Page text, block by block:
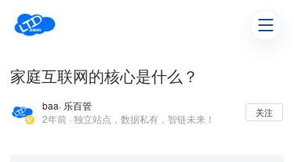
家庭互联网的核心是什么？
baa· 乐百管
2年前 · 独立站点，数据私有，智链未来！
关注